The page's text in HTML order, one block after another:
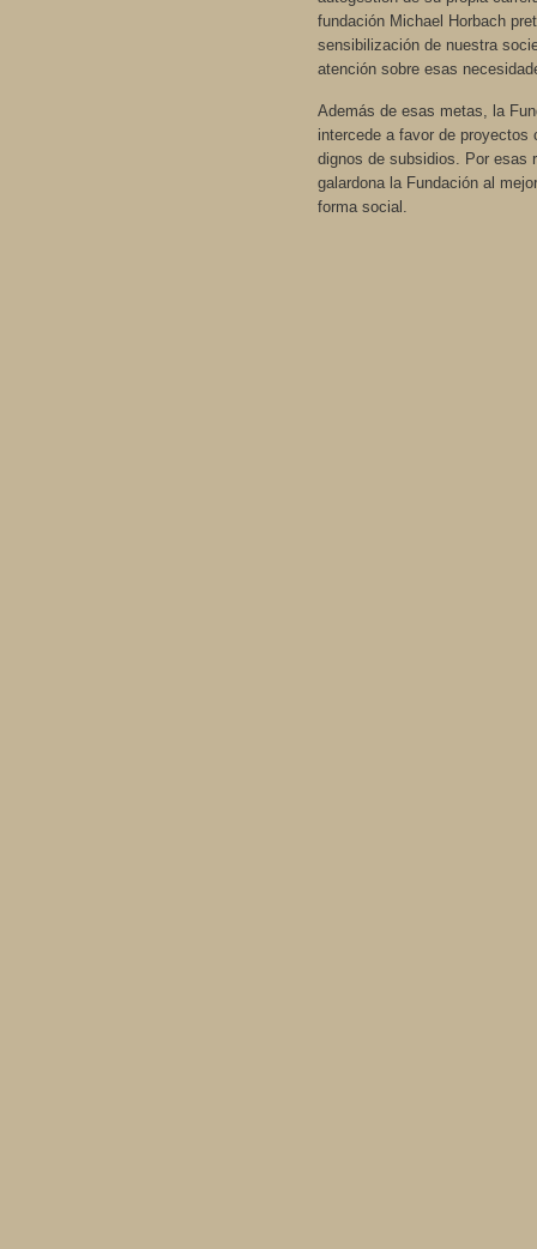
fundación Michael Horbach
sensibilización de nuestra
atención sobre esas
Además de esas metas, la
intercede a favor de proyectos
dignos de subsidios. Por esas
galardona la Fundación al
forma social.